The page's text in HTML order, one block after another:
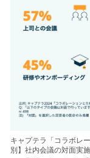
キャプテラ「コラボレ
別】社内会議の対面実